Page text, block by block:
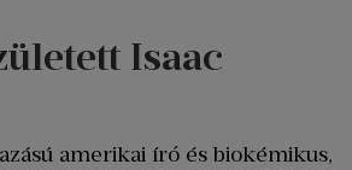
Isaac
amerikai író és biokémikus,